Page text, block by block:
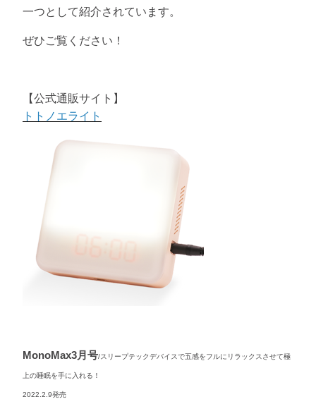
一つとして紹介されています。
ぜひご覧ください！
【公式通販サイト】
トトノエライト
MonoMax3月号/スリープテックデバイスで五感をフルにリラックスさせて極
上の睡眠を手に入れる！
2022.2.9発売